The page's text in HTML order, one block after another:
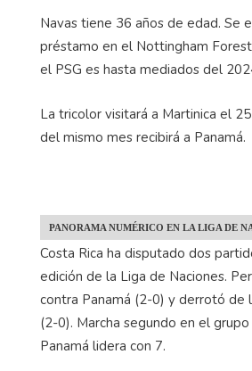
Navas tiene 36 años de edad. Se
préstamo en el Nottingham
el PSG es hasta mediados del
La tricolor visitará a Martinica el
del mismo mes recibirá a Panamá.
PANORAMA NUMÉRICO EN LA LIGA DE
Costa Rica ha disputado dos
edición de la Liga de Naciones.
contra Panamá (2-0) y derrotó de
(2-0). Marcha segundo en el
Panamá lidera con 7.